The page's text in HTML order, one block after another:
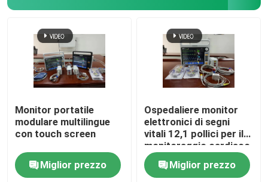
Monitor portatile
modulare multilingue
con touch screen
Miglior prezzo
Ospedaliere monitor
elettronici di segni
vitali 12,1 pollici per il
monitoraggio cardiaco
in terapia intensiva
Miglior prezzo